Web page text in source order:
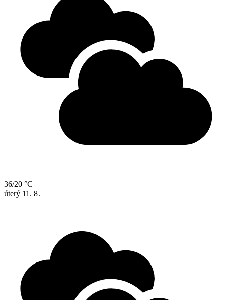
36/20 °C
úterý 11. 8.